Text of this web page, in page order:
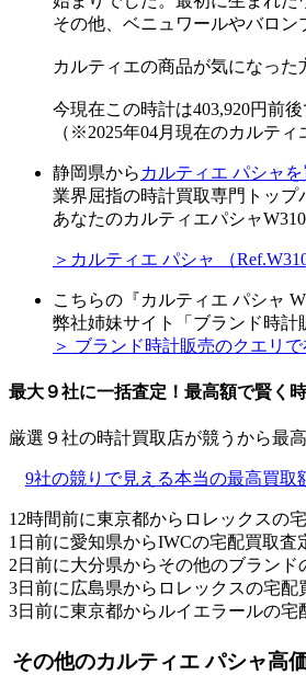
その他、ベニュワールやバロン
カルティエの商品が気になっ
今現在この時計は403,920円前
（※2025年04月現在のカルテ
静岡県から カルティエ パシャを
業界屈指の時計買取専門トップ
あなたのカルティエパシャ
＞カルティエ パシャ （
こちらの『カルティエ パシャ
弊社姉妹サイト「ブランド時計
＞ ブランド時計販売のクエリ
最大９社に一括査定！ 最高額で賢く
厳選９社の時計買取店が競うから最
9社の競りで見える本当の最高買取
12時間前に東京都からロレックスの
1日前に愛知県からIWCの宅配買取査
2日前に大分県からその他のブランド
3日前に広島県からロレックスの宅配
3日前に東京都からルイエラールの宅
その他のカルティエ パシャ高